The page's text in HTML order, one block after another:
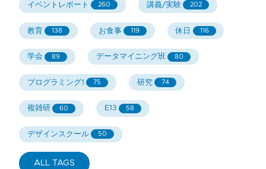
イベントレポート 260 講義/実験 202
教育 138 お食事 119 休日 116
学会 89 データマイニング班 80
プログラミング1 75 研究 74
複雑研 60 E13 58
デザインスクール 50
ALL TAGS